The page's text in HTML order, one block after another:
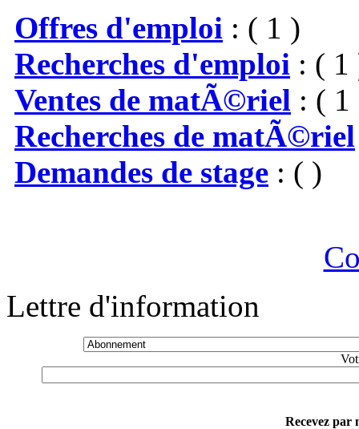
Offres d'emploi : ( 1 )
Recherches d'emploi : ( 1
Ventes de matÃ©riel : ( 1
Recherches de matÃ©riel
Demandes de stage : ( )
Lettre d'information
Recevez par